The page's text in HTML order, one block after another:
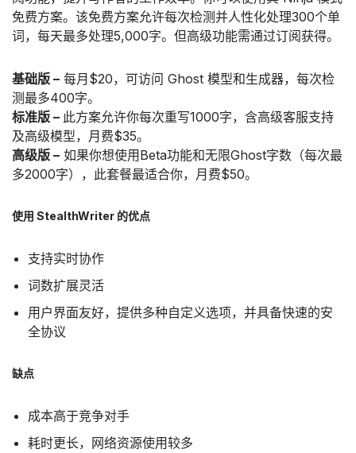
免费方案。该免费方案允许每次检测并人性化处理300个单
词，每天最多处理5,000字。但高级功能需通过订阅获得。
基础版 – 每月$20，可访问 Ghost 模型和生成器，每次检
测最多400字。
标准版 – 此方案允许你每次重写1000字，含高级客服支持
及高级模型，月费$35。
高级版 – 如果你想使用Beta功能和无限Ghost字数（每次最
多2000字），此套餐最适合你，月费$50。
使用 StealthWriter 的优点
支持实时协作
词数扩展灵活
用户界面友好，提供多种自定义选项，并具备快速的安
全协议
缺点
成本高于竞争对手
耗时更长，网络资源使用较多